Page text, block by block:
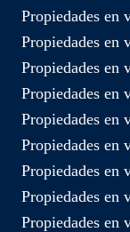
Propiedades en
Propiedades en
Propiedades en
Propiedades en
Propiedades en
Propiedades en
Propiedades en
Propiedades en
Propiedades en